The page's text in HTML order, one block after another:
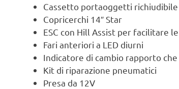
Cassetto portaoggetti richiudibile
Copricerchi 14″ Star
ESC con Hill Assist per facilitare
Fari anteriori a LED diurni
Indicatore di cambio rapporto
Kit di riparazione pneumatici
Presa da 12V